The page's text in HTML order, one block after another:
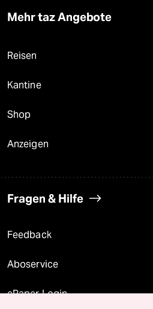
Mehr taz Angebote
Reisen
Kantine
Shop
Anzeigen
Fragen & Hilfe
Feedback
Aboservice
ePaper Login